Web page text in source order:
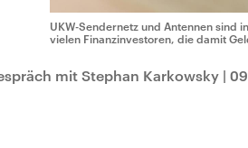
UKW-Sendernetz und Antennen sind
vielen Finanzinvestoren, die damit
mit Stephan Karkowsky |